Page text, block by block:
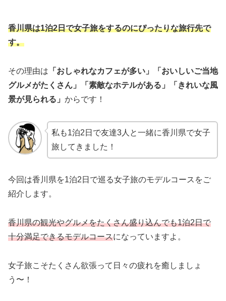
香川県は1泊2日で女子旅をするのにぴったりな旅行先で
す。
その理由は 「おしゃれなカフェが多い」「おいしいご当地
グルメがたくさん」「素敵なホテルがある」「きれいな風
景が見られる」 からです！
私も1泊2日で友達3人と一緒に香川県で女子
旅してきました！
今回は香川県を1泊2日で巡る女子旅のモデルコースをご
紹介します。
香川県の観光やグルメをたくさん盛り込んでも1泊2日で
十分満足できるモデルコースになっていますよ。
女子旅こそたくさん欲張って日々の疲れを癒しましょ
う〜！